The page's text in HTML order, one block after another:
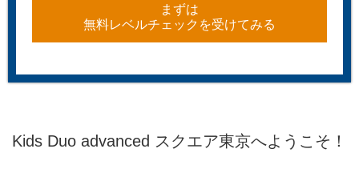
まずは
無料レベルチェックを受けてみる
Kids Duo advanced スクエア東京へようこそ！